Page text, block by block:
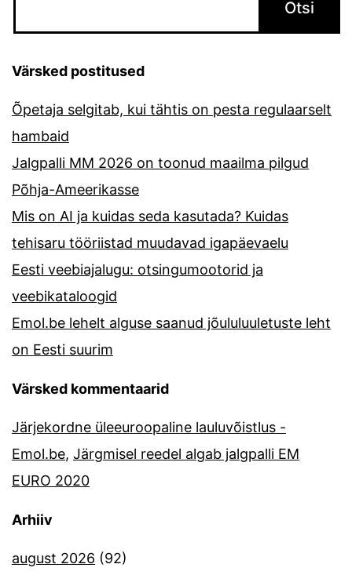
Värsked postitused
Õpetaja selgitab, kui tähtis on pesta regulaarselt
hambaid
Jalgpalli MM 2026 on toonud maailma pilgud
Põhja-Ameerikasse
Mis on AI ja kuidas seda kasutada? Kuidas
tehisaru tööriistad muudavad igapäevaelu
Eesti veebiajalugu: otsingumootorid ja
veebikataloogid
Emol.be lehelt alguse saanud jõululuuletuste leht
on Eesti suurim
Värsked kommentaarid
Järjekordne üleeuroopaline lauluvõistlus -
Emol.be, Järgmisel reedel algab jalgpalli EM
EURO 2020
Arhiiv
august 2026 (92)